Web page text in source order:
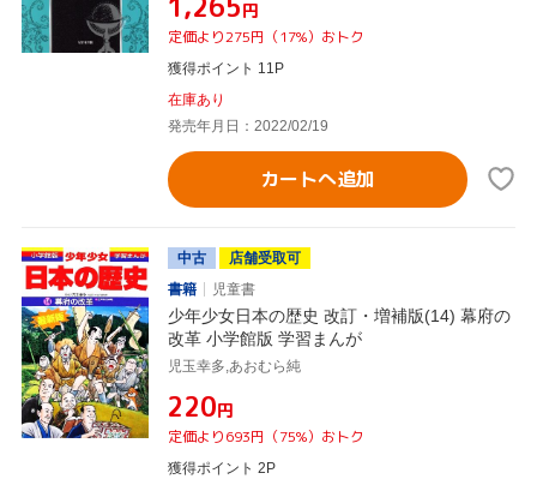
円
定価より275円（17%）おトク
獲得ポイント 11P
在庫あり
発売年月日：2022/02/19
カートへ追加
中古
店舗受取可
書籍
児童書
少年少女日本の歴史 改訂・増補版(14) 幕府の
改革 小学館版 学習まんが
児玉幸多,あおむら純
¥220円
定価より693円（75%）おトク
獲得ポイント 2P